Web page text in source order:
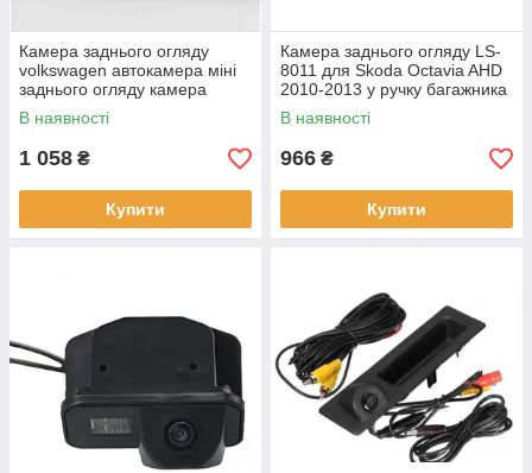
Камера заднього огляду
volkswagen автокамера міні
заднього огляду камера
заднього огляду AHD
В наявності
1 058 ₴
Купити
Камера заднього огляду LS-
8011 для Skoda Octavia AHD
2010-2013 у ручку багажника
В наявності
966 ₴
Купити